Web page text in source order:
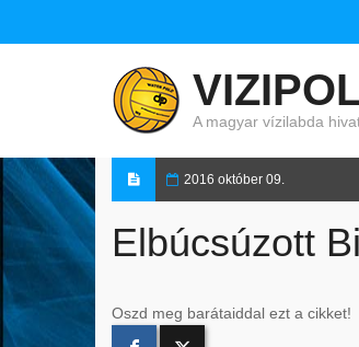
A magyar vízilabda
2016 október 09.
Elbúcsúzott
Oszd meg barátaiddal ezt a cikket!